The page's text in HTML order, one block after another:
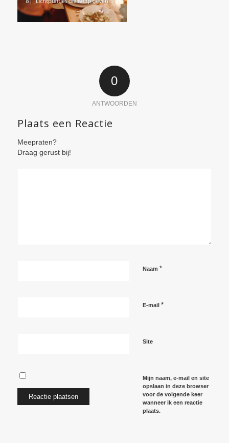
0
ANTWOORDEN
Plaats een Reactie
Meepraten?
Draag gerust bij!
Naam *
E-mail *
Site
Mijn naam, e-mail en site
opslaan in deze browser
voor de volgende keer
wanneer ik een reactie
plaats.